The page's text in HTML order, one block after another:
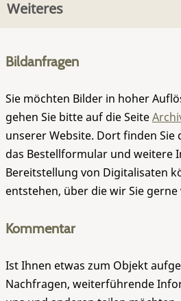
Weiteres
Bildanfragen
Sie möchten Bilder in hoher
gehen Sie bitte auf die Seite
unserer Website. Dort finden Sie
das Bestellformular und weitere
Bereitstellung von Digitalisaten
entstehen, über die wir Sie
Kommentar
Ist Ihnen etwas zum Objekt
Nachfragen, weiterführende